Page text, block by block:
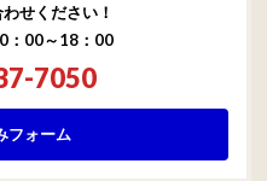
せください！
：00～18：00
7050
フォーム